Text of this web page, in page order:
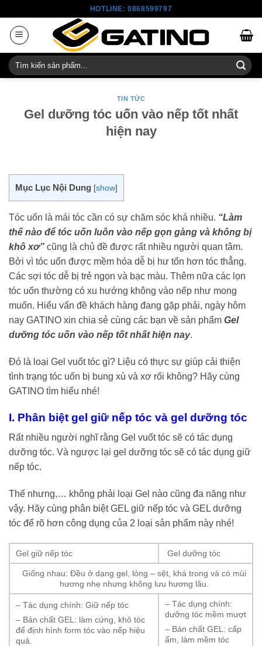
content
HOTLINE: 0868599797
Tìm
kiếm:
TIN TỨC
Gel dưỡng tóc uốn vào nếp tốt nhất
hiện nay
Mục Lục Nội Dung [show]
Tóc uốn là mái tóc cần có sự chăm sóc khá nhiều. “Làm
thế nào để tóc uốn luôn vào nếp gọn gàng và không bị
khô xơ” cũng là chủ đề được rất nhiều người quan tâm.
Bởi vì tóc uốn được mềm hóa dễ bị hư tổn hơn tóc thẳng.
Các sợi tóc dễ bị trẻ ngọn và bạc màu. Thêm nữa các lọn
tóc uốn thường có xu hướng không vào nếp như mong
muốn. Hiểu vấn đề khách hàng đang gặp phải, ngày hôm
nay GATINO xin chia sẻ cùng các bạn về sản phẩm Gel
dưỡng tóc uốn vào nếp tốt nhất hiện nay.
Đó là loại Gel vuốt tóc gì? Liệu có thực sự giúp cải thiện
tình trạng tóc uốn bị bung xù và xơ rối không? Hãy cùng
GATINO tìm hiểu nhé!
I. Phân biệt gel giữ nếp tóc và gel dưỡng tóc
Rất nhiều người nghĩ rằng Gel vuốt tóc sẽ có tác dụng
dưỡng tóc. Và ngược lại gel dưỡng tóc sẽ có tác dụng giữ
nếp tóc.
Thế nhưng,… không phải loại Gel nào cũng đa năng như
vậy. Hãy cùng phân biệt GEL giữ nếp tóc và GEL dưỡng
tóc để rõ hơn công dụng của 2 loại sản phẩm này nhé!
Gel giữ nếp tóc Gel dưỡng tóc
Giống nhau: Đều ở dạng gel, lỏng – sệt, khá trong và có mùi
hương nhẹ nhưng không lưu hương lâu.
– Tác dụng chính: Giữ nếp tóc
– Bản chất GEL: làm cứng, khô tóc
để định hình form tóc vào nếp hiệu
quả.
– Tác dụng chính:
dưỡng tóc mềm mượt
– Bản chất GEL: cấp
ẩm, làm mềm tóc